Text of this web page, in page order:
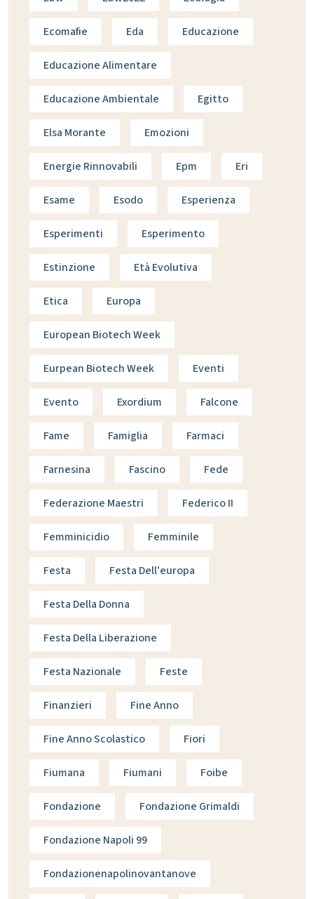
Ecomafie Eda Educazione
Educazione Alimentare
Educazione Ambientale Egitto
Elsa Morante Emozioni
Energie Rinnovabili Epm Eri
Esame Esodo Esperienza
Esperimenti Esperimento
Estinzione Età Evolutiva
Etica Europa
European Biotech Week
Eurpean Biotech Week Eventi
Evento Exordium Falcone
Fame Famiglia Farmaci
Farnesina Fascino Fede
Federazione Maestri Federico II
Femminicidio Femminile
Festa Festa Dell'europa
Festa Della Donna
Festa Della Liberazione
Festa Nazionale Feste
Finanzieri Fine Anno
Fine Anno Scolastico Fiori
Fiumana Fiumani Foibe
Fondazione Fondazione Grimaldi
Fondazione Napoli 99
Fondazionenapolinovantanove